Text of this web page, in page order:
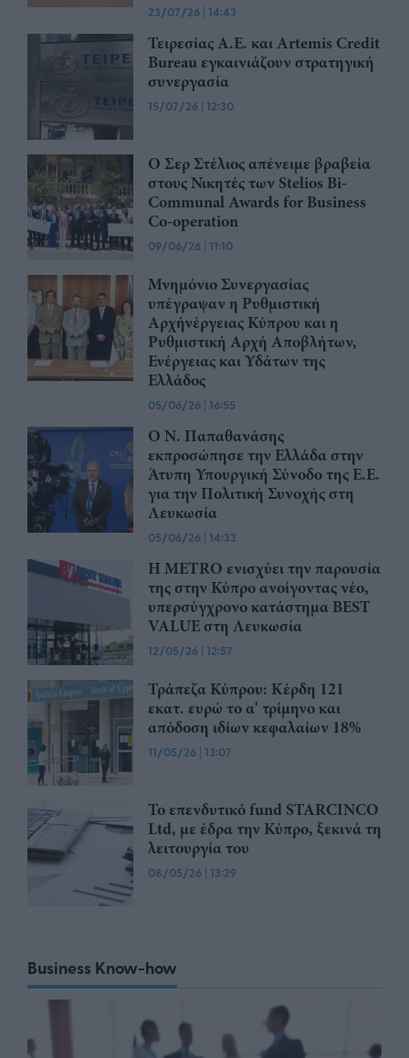
23/07/26 | 14:43
Τειρεσίας Α.Ε. και Artemis Credit
Bureau εγκαινιάζουν στρατηγική
συνεργασία
15/07/26 | 12:30
Ο Σερ Στέλιος απένειμε βραβεία
στους Νικητές των Stelios Bi-
Communal Awards for Business
Co-operation
09/06/26 | 11:10
Μνημόνιο Συνεργασίας
υπέγραψαν η Ρυθμιστική
Αρχήνέργειας Κύπρου και η
Ρυθμιστική Αρχή Αποβλήτων,
Ενέργειας και Υδάτων της
Ελλάδος
05/06/26 | 16:55
Ο Ν. Παπαθανάσης
εκπροσώπησε την Ελλάδα στην
Άτυπη Υπουργική Σύνοδο της Ε.Ε.
για την Πολιτική Συνοχής στη
Λευκωσία
05/06/26 | 14:33
Η METRO ενισχύει την παρουσία
της στην Κύπρο ανοίγοντας νέο,
υπερσύγχρονο κατάστημα BEST
VALUE στη Λευκωσία
12/05/26 | 12:57
Τράπεζα Κύπρου: Κέρδη 121
εκατ. ευρώ το α' τρίμηνο και
απόδοση ιδίων κεφαλαίων 18%
11/05/26 | 13:07
Το επενδυτικό fund STARCINCO
Ltd, με έδρα την Κύπρο, ξεκινά τη
λειτουργία του
08/05/26 | 13:29
Business Know-how